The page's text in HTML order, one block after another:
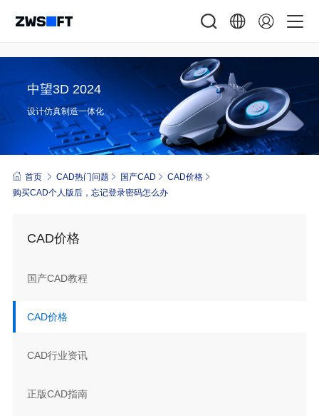
中望3D 2024
设计仿真制造一体化
首页 CAD热门问题 国产CAD
CAD价格
购买CAD个人版后，忘记登录密码怎么办
CAD价格
国产CAD教程
CAD价格
CAD行业资讯
正版CAD指南